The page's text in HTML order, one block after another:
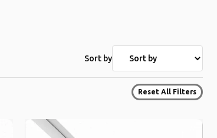
Sort by
Reset All Filters